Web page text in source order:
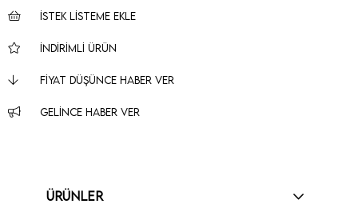
İSTEK LISTEME EKLE
İNDIRIMLI ÜRÜN
FIYAT DÜŞÜNCE HABER VER
GELINCE HABER VER
ÜRÜNLER